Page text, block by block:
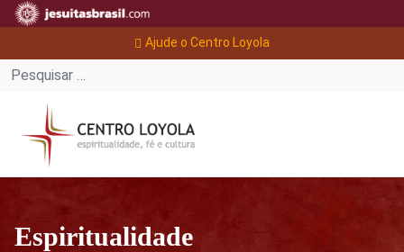
Ajude o Centro Loyola
Espiritualidade